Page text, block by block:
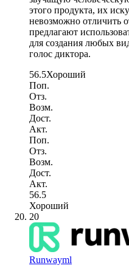
этого продукта, их
невозможно отличить
предлагают
для создания любых
голос диктора.
56.5Хороший
Поп.
Отз.
Возм.
Дост.
Акт.
Поп.
Отз.
Возм.
Дост.
Акт.
56.5
Хороший
20
Runwayml